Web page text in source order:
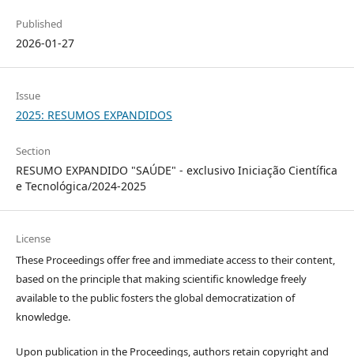
Published
2026-01-27
Issue
2025: RESUMOS EXPANDIDOS
Section
RESUMO EXPANDIDO "SAÚDE" - exclusivo Iniciação Científica
e Tecnológica/2024-2025
License
These Proceedings offer free and immediate access to their content,
based on the principle that making scientific knowledge freely
available to the public fosters the global democratization of
knowledge.
Upon publication in the Proceedings, authors retain copyright and